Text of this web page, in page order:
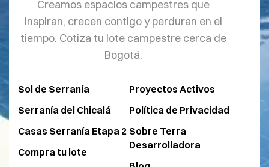
Creamos espacios campestres que
inspiran, crecen contigo y perduran en el
tiempo. Cotiza tu lote campestre cerca de
Bogotá.
Sol de Serranía
Serranía del Chicalá
Casas Serranía Etapa 2
Compra tu lote
Proyectos Activos
Política de Privacidad
Sobre Terra
Desarrolladora